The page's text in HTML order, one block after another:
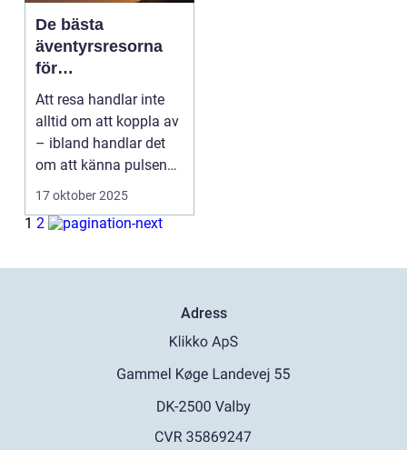
De bästa
äventyrsresorna
för
adrenalinsökare
Att resa handlar inte
alltid om att koppla av
– ibland handlar det
om att känna pulsen
sl...
17 oktober 2025
1 2
Adress